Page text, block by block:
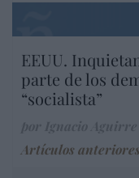
EEUU.
parte de los
“socialista”
Artículos